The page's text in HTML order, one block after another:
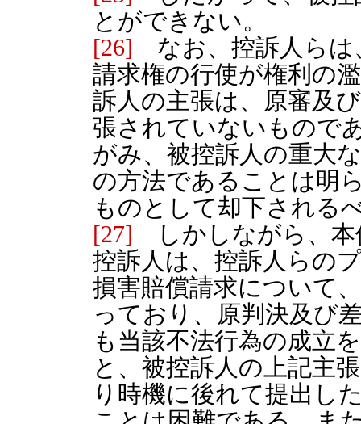
とができない。
[26] なお、控訴人らは
請求権の行使が権利の
訴人の主張は、原審及
張されていないもので
がみ、被控訴人の重大
の方法であることは明
ものとして却下される
[27] しかしながら、本
控訴人は、控訴人らの
損害賠償請求について
っており、原判決及び
も当該不法行為の成立
と、被控訴人の上記主
り時機に後れて提出し